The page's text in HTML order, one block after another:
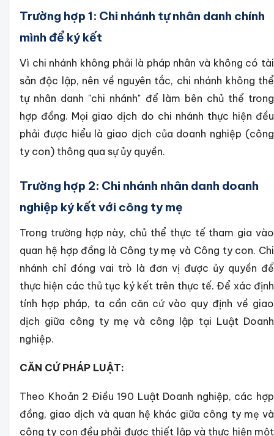
Trường hợp 1: Chi nhánh tự nhân danh chính
mình để ký kết
Vì chi nhánh không phải là pháp nhân và không có tài
sản độc lập, nên về nguyên tắc, chi nhánh không thể
tự nhân danh "chi nhánh" để làm bên chủ thể trong
hợp đồng. Mọi giao dịch do chi nhánh thực hiện đều
phải được hiểu là giao dịch của doanh nghiệp (công
ty con) thông qua sự ủy quyền.
Trường hợp 2: Chi nhánh nhân danh doanh
nghiệp ký kết với công ty mẹ
Trong trường hợp này, chủ thể thực tế tham gia vào
quan hệ hợp đồng là Công ty mẹ và Công ty con. Chi
nhánh chỉ đóng vai trò là đơn vị được ủy quyền để
thực hiện các thủ tục ký kết trên thực tế. Để xác định
tính hợp pháp, ta cần căn cứ vào quy định về giao
dịch giữa công ty mẹ và công lập tại Luật Doanh
nghiệp.
CĂN CỨ PHÁP LUẬT:
Theo Khoản 2 Điều 190 Luật Doanh nghiệp, các hợp
đồng, giao dịch và quan hệ khác giữa công ty mẹ và
công ty con đều phải được thiết lập và thực hiện một